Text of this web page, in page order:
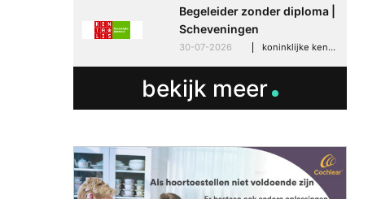
Begeleider zonder diploma |
Scheveningen
30-07-2026 koninklijke kentalis, scheveningen
bekijk meer